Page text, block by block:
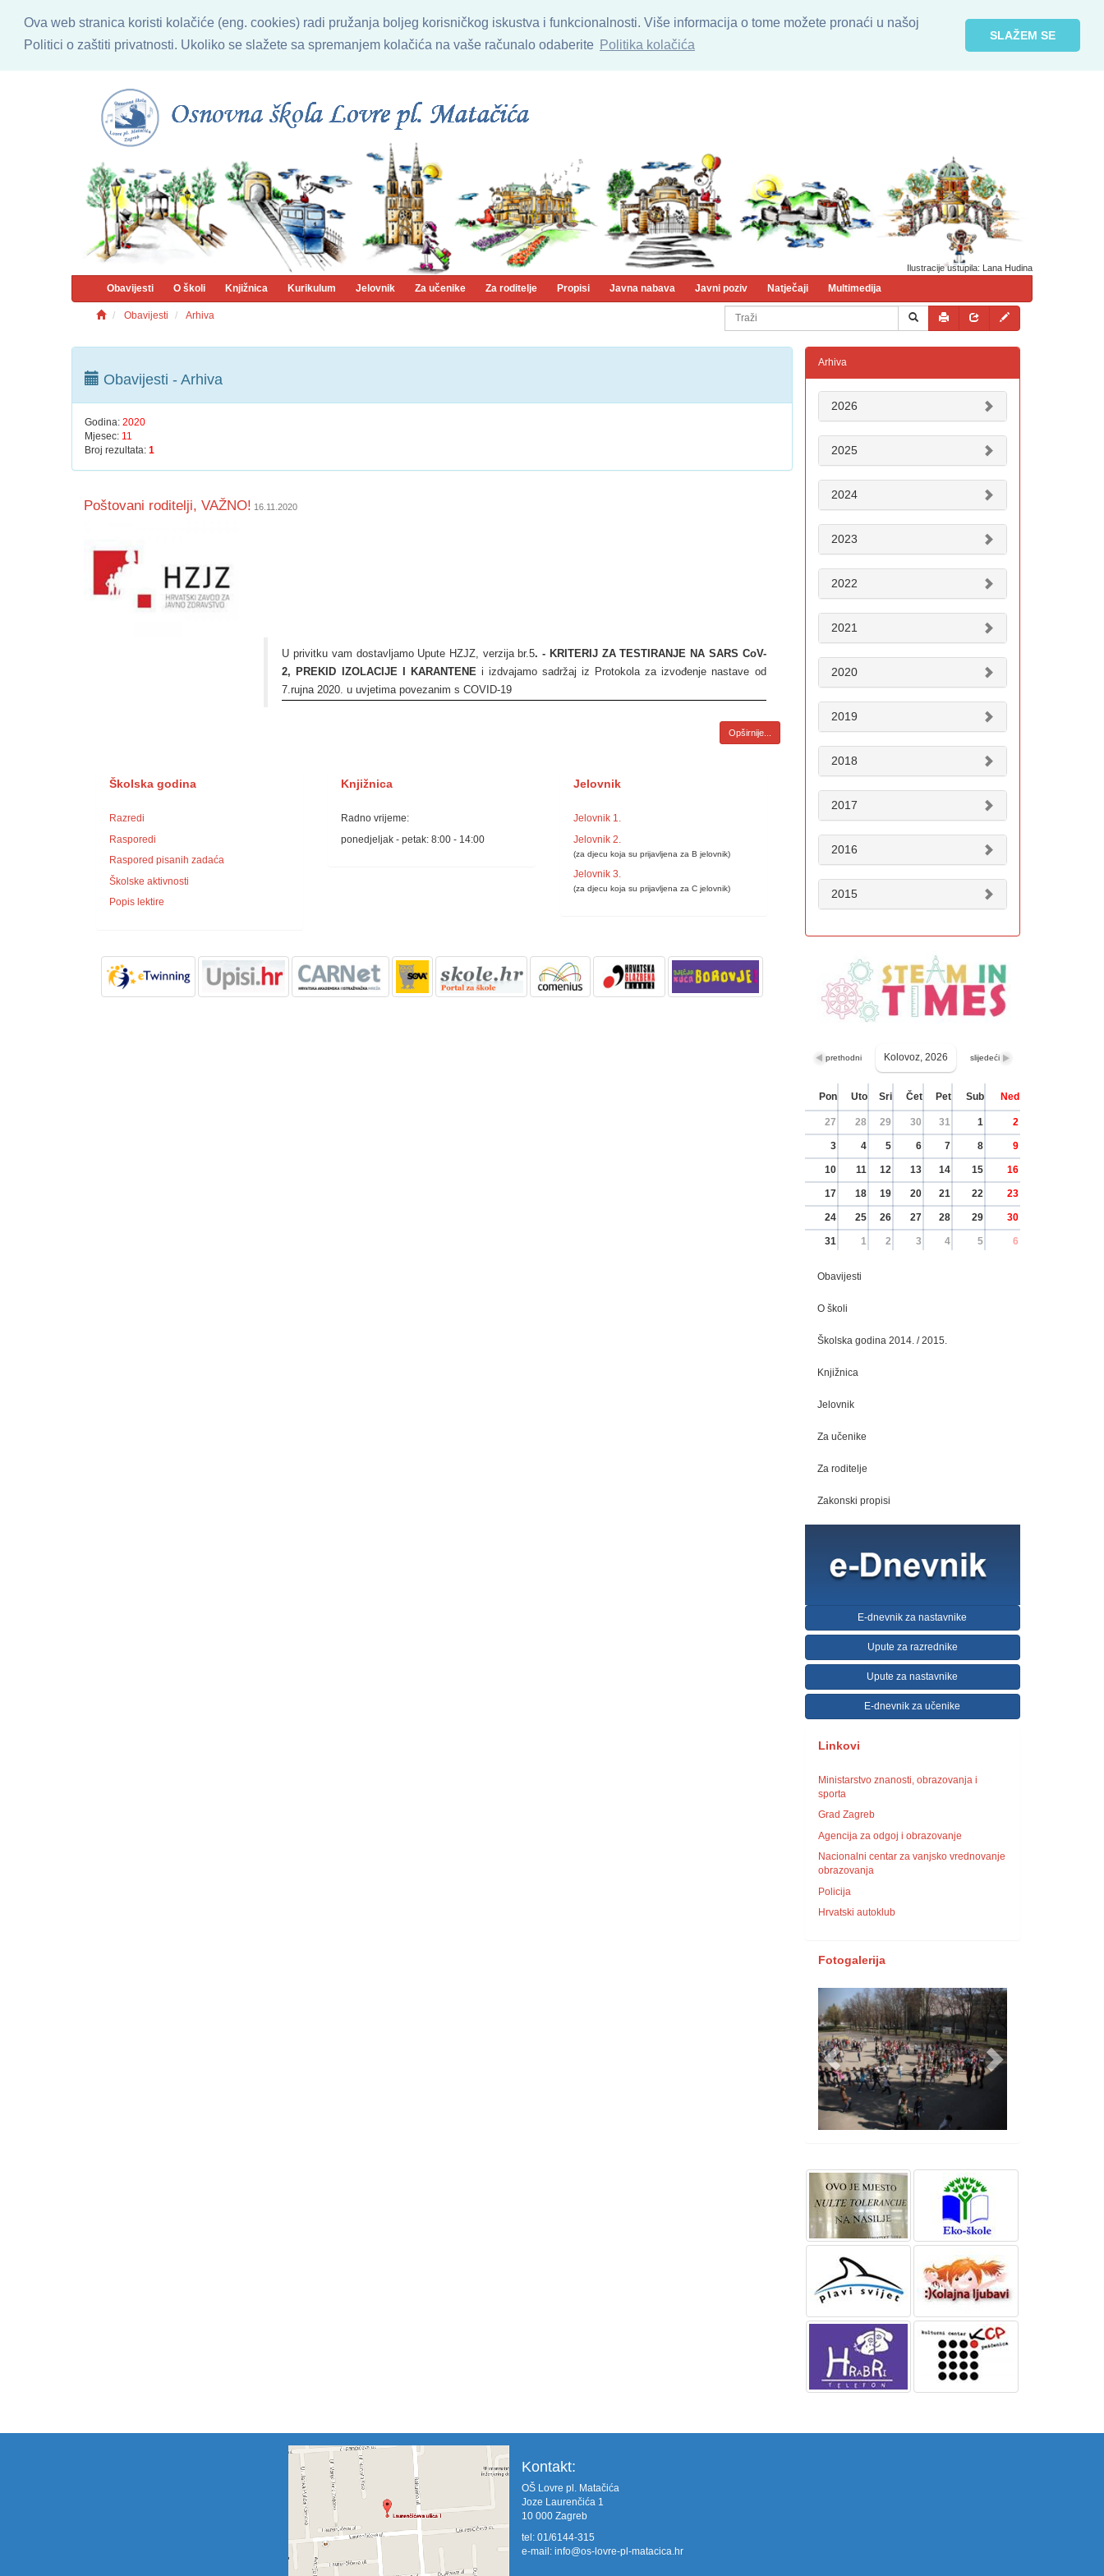
Ova web stranica koristi kolačiće (eng. cookies) radi pružanja boljeg korisničkog iskustva i funkcionalnosti. Više informacija o tome možete pronaći u našoj
Politici o zaštiti privatnosti. Ukoliko se slažete sa spremanjem kolačića na vaše računalo odaberite Politika kolačića
SLAŽEM SE
Ilustracije ustupila: Lana Hudina
Obavijesti O školi Knjižnica Kurikulum Jelovnik Za učenike Za roditelje Propisi Javna nabava Javni poziv Natječaji Multimedija
Obavijesti Arhiva
Obavijesti - Arhiva
Godina: 2020
Mjesec: 11
Broj rezultata: 1
Poštovani roditelji, VAŽNO! 16.11.2020
U privitku vam dostavljamo Upute HZJZ, verzija br.5. - KRITERIJ ZA TESTIRANJE NA SARS CoV-
2, PREKID IZOLACIJE I KARANTENE i izdvajamo sadržaj iz Protokola za izvođenje nastave od
7.rujna 2020. u uvjetima povezanim s COVID-19
Opširnije...
Školska godina
Razredi
Rasporedi
Raspored pisanih zadaća
Školske aktivnosti
Popis lektire
Knjižnica
Radno vrijeme:
ponedjeljak - petak: 8:00 - 14:00
Jelovnik
Jelovnik 1.
Jelovnik 2.
(za djecu koja su prijavljena za B jelovnik)
Jelovnik 3.
(za djecu koja su prijavljena za C jelovnik)
Arhiva
2026
2025
2024
2023
2022
2021
2020
2019
2018
2017
2016
2015
prethodni Kolovoz, 2026 slijedeći
Pon Uto Sri Čet Pet Sub Ned
27 28 29 30 31 1 2
3 4 5 6 7 8 9
10 11 12 13 14 15 16
17 18 19 20 21 22 23
24 25 26 27 28 29 30
31 1 2 3 4 5 6
Obavijesti
O školi
Školska godina 2014. / 2015.
Knjižnica
Jelovnik
Za učenike
Za roditelje
Zakonski propisi
E-dnevnik za nastavnike
Upute za razrednike
Upute za nastavnike
E-dnevnik za učenike
Linkovi
Ministarstvo znanosti, obrazovanja i
sporta
Grad Zagreb
Agencija za odgoj i obrazovanje
Nacionalni centar za vanjsko vrednovanje
obrazovanja
Policija
Hrvatski autoklub
Fotogalerija
Kontakt:
OŠ Lovre pl. Matačića
Joze Laurenčića 1
10 000 Zagreb
tel: 01/6144-315
e-mail: info@os-lovre-pl-matacica.hr